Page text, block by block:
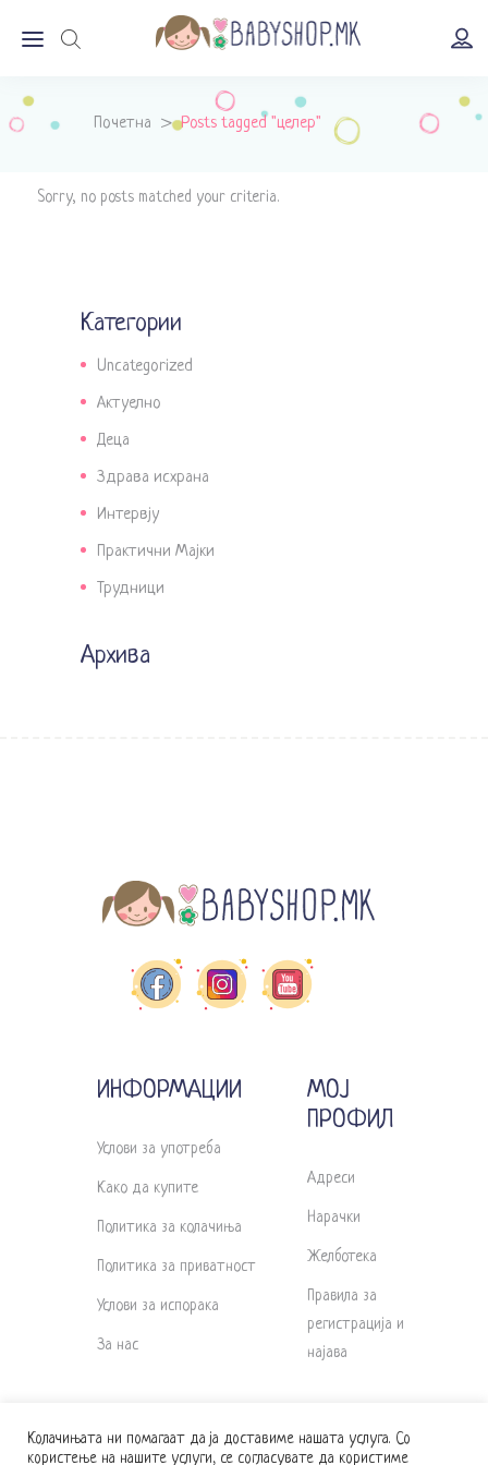
Почетна >Posts tagged "целер"
Sorry, no posts matched your criteria.
Категории
Uncategorized
Актуелно
Деца
Здрава исхрана
Интервју
Практични Мајки
Трудници
Архива
ИНФОРМАЦИИ
Услови за употреба
Како да купите
Политика за колачиња
Политика за приватност
Услови за испорака
За нас
МОЈ
ПРОФИЛ
Адреси
Нарачки
Желботека
Правила за
регистрација и
најава
Колачињата ни помагаат да ја доставиме нашата услуга. Со
користење на нашите услуги, се согласувате да користиме